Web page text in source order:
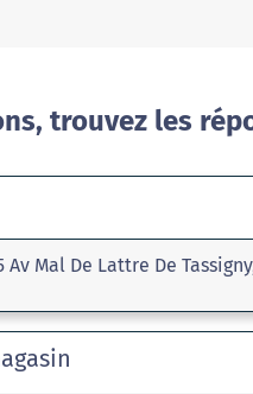
trouvez les
Mal De Lattre De